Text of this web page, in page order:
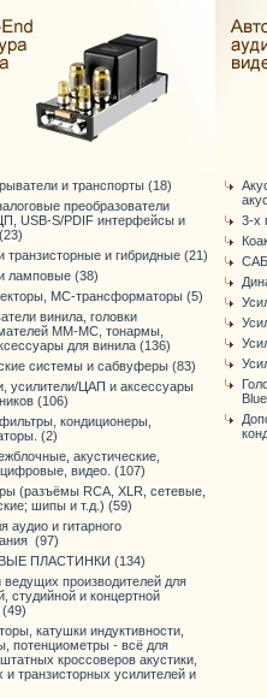
и транспорты (18)
преобразователи
USB-S/PDIF интерфейсы и
транзисторные и гибридные (21)
ламповые (38)
МС-трансформаторы (5)
винила, головки
ММ-МС, тонармы,
для винила (136)
системы и сабвуферы (83)
усилители/ЦАП и аксессуары
(106)
кондиционеры,
(2)
акустические,
видео. (107)
(разъёмы RCA, XLR, сетевые,
шипы и т.д.) (59)
аудио и гитарного
(97)
ПЛАСТИНКИ (134)
ведущих производителей для
студийной и концертной
(49)
катушки индуктивности,
потенциометры - всё для
кроссоверов акустики,
и транзисторных усилителей и
3-х